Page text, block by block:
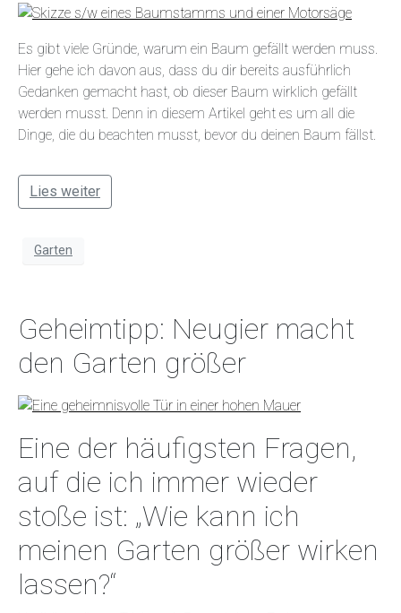
Es gibt viele Gründe, warum ein Baum gefällt werden muss.
Hier gehe ich davon aus, dass du dir bereits ausführlich
Gedanken gemacht hast, ob dieser Baum wirklich gefällt
werden musst. Denn in diesem Artikel geht es um all die
Dinge, die du beachten musst, bevor du deinen Baum fällst.
Lies weiter
Garten
Geheimtipp: Neugier macht
den Garten größer
Eine der häufigsten Fragen,
auf die ich immer wieder
stoße ist: „Wie kann ich
meinen Garten größer wirken
lassen?“